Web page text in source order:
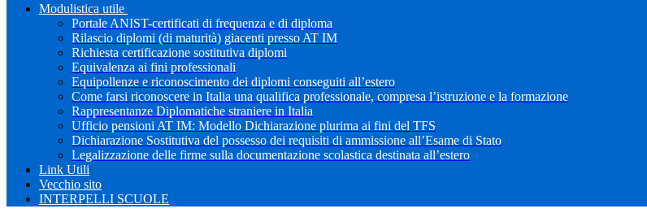
Modulistica utile
Portale ANIST-certificati di frequenza e di diploma
Rilascio diplomi (di maturità) giacenti presso AT IM
Richiesta certificazione sostitutiva diplomi
Equivalenza ai fini professionali
Equipollenze e riconoscimento dei diplomi conseguiti all’estero
Come farsi riconoscere in Italia una qualifica professionale, compresa l’istruzione e la formazione
Rappresentanze Diplomatiche straniere in Italia
Ufficio pensioni AT IM: Modello Dichiarazione plurima ai fini del TFS
Dichiarazione Sostitutiva del possesso dei requisiti di ammissione all’Esame di Stato
Legalizzazione delle firme sulla documentazione scolastica destinata all’estero
Link Utili
Vecchio sito
INTERPELLI SCUOLE